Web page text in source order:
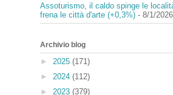
Assoturismo, il caldo spinge le
frena le città d'arte (+0,3%)- 8/1/2026
Archivio blog
► 2025 (171)
► 2024 (112)
► 2023 (379)